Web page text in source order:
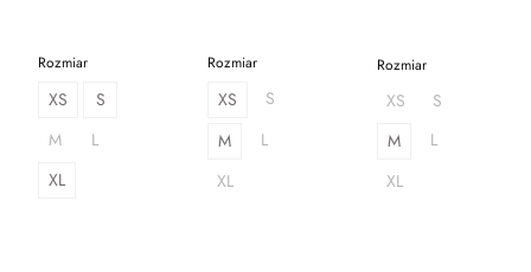
Rozmiar
XS
S
M
L
XL
Rozmiar
XS
S
M
L
XL
Rozmiar
XS
S
M
L
XL